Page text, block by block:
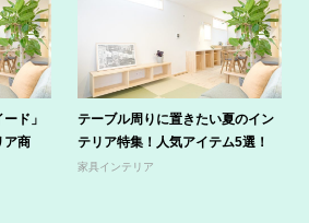
ド」
ア商
テーブル周りに置きたい夏のイン
テリア特集！人気アイテム5選！
家具インテリア